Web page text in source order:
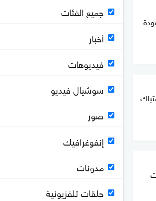
جميع الفئات
أخبار
فيديوهات
سوشيال فيديو
صور
إنفوغرافيك
مدونات
حلقات تلفزيونية